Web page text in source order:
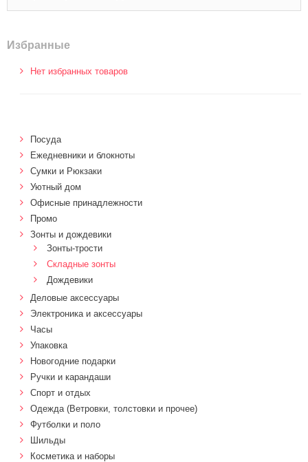
Избранные
Нет избранных товаров
Посуда
Ежедневники и блокноты
Сумки и Рюкзаки
Уютный дом
Офисные принадлежности
Промо
Зонты и дождевики
Зонты-трости
Складные зонты
Дождевики
Деловые аксессуары
Электроника и аксессуары
Часы
Упаковка
Новогодние подарки
Ручки и карандаши
Спорт и отдых
Одежда (Ветровки, толстовки и прочее)
Футболки и поло
Шильды
Косметика и наборы